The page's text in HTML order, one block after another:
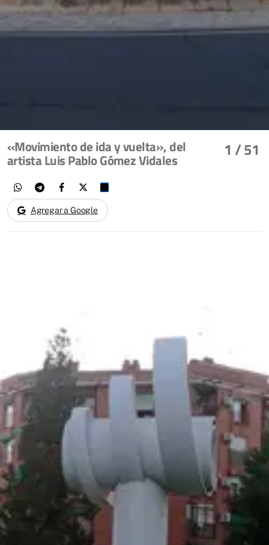
1 / 51
«Movimiento de ida y vuelta», del
artista Luis Pablo Gómez Vidales
Agregar a Google